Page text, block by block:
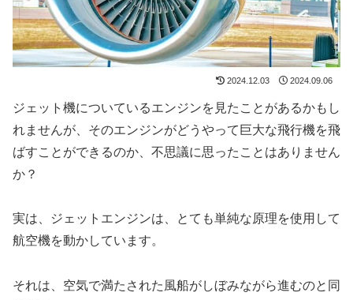
2024.12.03 2024.09.06
ジェット機についているエンジンを見たことがあるかもし
れませんが、そのエンジンがどうやって巨大な飛行機を飛
ばすことができるのか、不思議に思ったことはありません
か？
実は、ジェットエンジンは、とても単純な原理を使用して
航空機を動かしています。
それは、空気で満たされた風船がしぼみながら進むのと同